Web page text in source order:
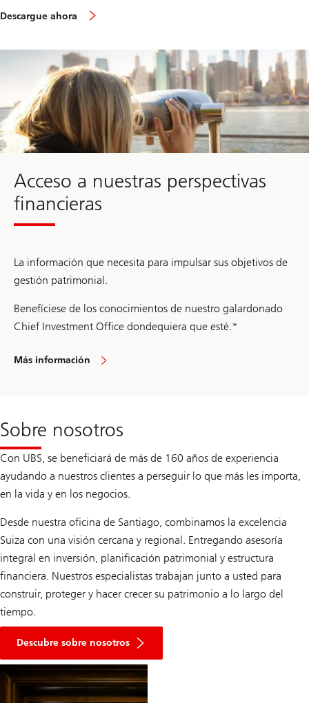
2
2
6
Descargue ahora
Acceso a nuestras perspectivas
financieras
La información que necesita para impulsar sus objetivos de
gestión patrimonial.
Benefíciese de los conocimientos de nuestro galardonado
Chief Investment Office dondequiera que esté.*
Más información
Sobre nosotros
Con UBS, se beneficiará de más de 160 años de experiencia
ayudando a nuestros clientes a perseguir lo que más les importa,
en la vida y en los negocios.
Desde nuestra oficina de Santiago, combinamos la excelencia
Suiza con una visión cercana y regional. Entregando asesoría
integral en inversión, planificación patrimonial y estructura
financiera. Nuestros especialistas trabajan junto a usted para
construir, proteger y hacer crecer su patrimonio a lo largo del
tiempo.
Descubre sobre nosotros